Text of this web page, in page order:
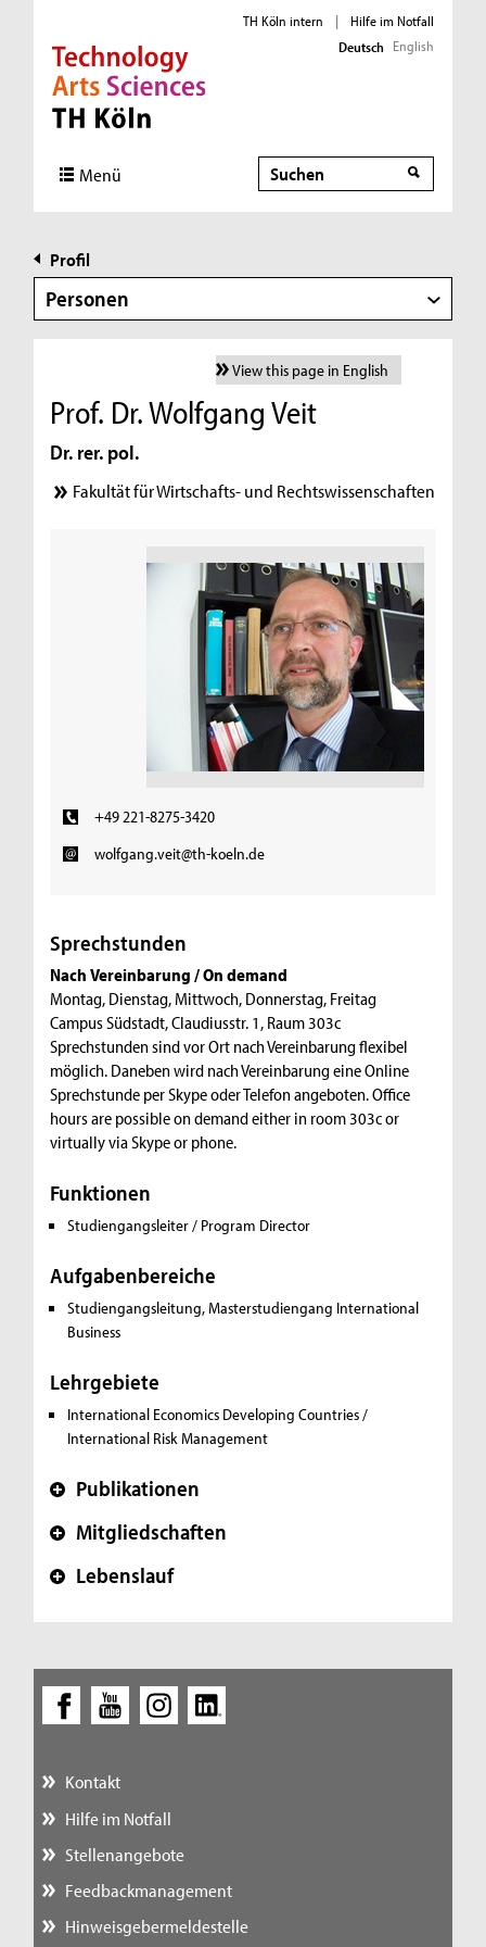
Direkt zur Hauptnavigation
Direkt zur Subnavigation
Direkt zum Inhalt
Direkt zum Fußbereich
TH Köln intern |
Hilfe im Notfall
Deutsch English
Menü Suche
Profil
Personen
View this page in English
Prof. Dr. Wolfgang Veit
Dr. rer. pol.
Fakultät für Wirtschafts- und Rechtswissenschaften
+49 221-8275-3420
wolfgang.veit@th-koeln.de
Sprechstunden
Nach Vereinbarung / On demand
Montag, Dienstag, Mittwoch, Donnerstag, Freitag
Campus Südstadt, Claudiusstr. 1, Raum 303c
Sprechstunden sind vor Ort nach Vereinbarung flexibel
möglich. Daneben wird nach Vereinbarung eine Online
Sprechstunde per Skype oder Telefon angeboten. Office
hours are possible on demand either in room 303c or
virtually via Skype or phone.
Funktionen
Studiengangsleiter / Program Director
Aufgabenbereiche
Studiengangsleitung, Masterstudiengang International
Business
Lehrgebiete
International Economics Developing Countries /
International Risk Management
+ Publikationen
+ Mitgliedschaften
+ Lebenslauf
Kontakt
Hilfe im Notfall
Stellenangebote
Feedbackmanagement
Hinweisgebermeldestelle